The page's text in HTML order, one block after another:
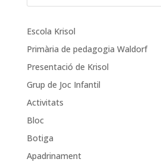
Escola Krisol
Primària de pedagogia Waldorf
Presentació de Krisol
Grup de Joc Infantil
Activitats
Bloc
Botiga
Apadrinament